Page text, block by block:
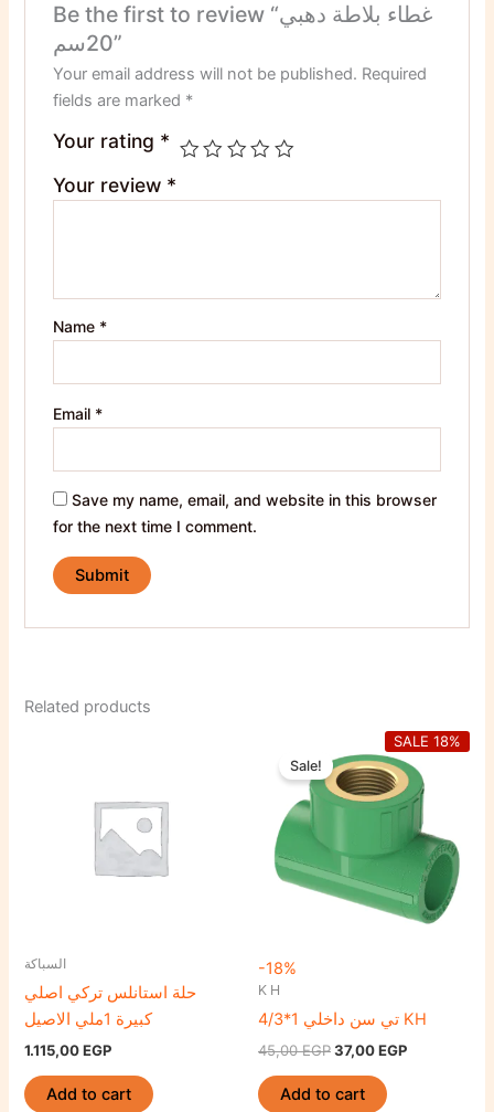
Be the first to review “غطاء بلاطة دهبي
20سم”
Your email address will not be published. Required
fields are marked *
Your rating *
Your review *
Name *
Email *
Save my name, email, and website in this browser
for the next time I comment.
Related products
السباكة
حلة استانلس تركي اصلي
كبيرة 1ملي الاصيل
1.115,00EGP
Add to cart
-18%
SALE 18%
Sale!
K H
تي سن داخلي 1*4/3 KH
45,00EGP
Original
price
was:
45,00 EGP.
37,00EGP
Current
price
is:
37,00 EGP.
Add to cart